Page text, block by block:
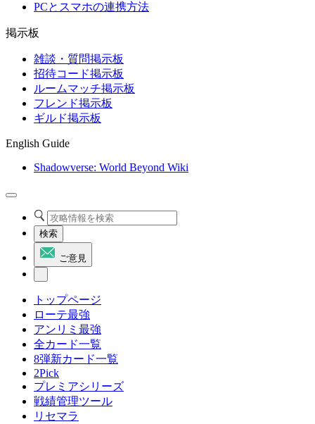
PCとスマホの連携方法
掲示板
雑談・質問掲示板
招待コード掲示板
ルームマッチ掲示板
フレンド掲示板
ギルド掲示板
English Guide
Shadowverse: World Beyond Wiki
検索
ご意見
トップページ
ローテ最強
アンリミ最強
全カード一覧
8弾新カード一覧
2Pick
プレミアシリーズ
戦績管理ツール
リセマラ